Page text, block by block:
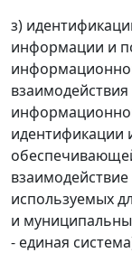
з)
информации и
идентификации
используемых
и
- единая